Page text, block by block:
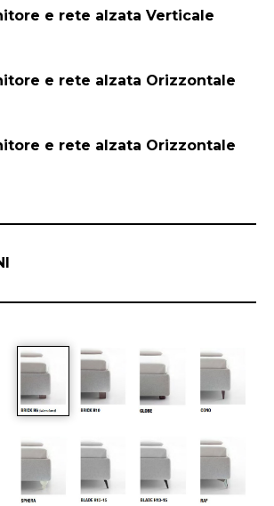
e rete alzata Verticale
e rete alzata Orizzontale
e rete alzata Orizzontale